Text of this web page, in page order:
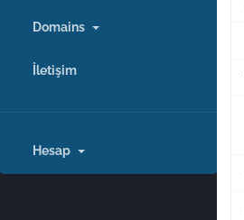
Domains
İletişim
Hesap